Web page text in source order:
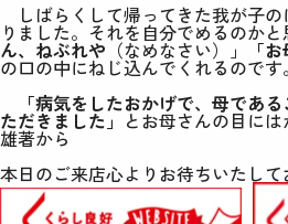
しばらくして帰ってきた我が子
りました。それを自分でめるのか
ん、ねぶれや （なめなさい）」 「
の口の中にねじ込んでくれるのです
「病気をしたおかげで、母であ
ただきました」 とお母さんの目には
雄著から
本日のご来店心よりお待ちいたして